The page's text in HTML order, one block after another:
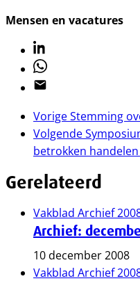
Mensen en vacatures
Linkedin
Whatsapp
Email
VorigeStemming
Volgende
betrokken
Gerelateerd
Vakblad Archief
Archief:
10 december 2008
Vakblad Archief